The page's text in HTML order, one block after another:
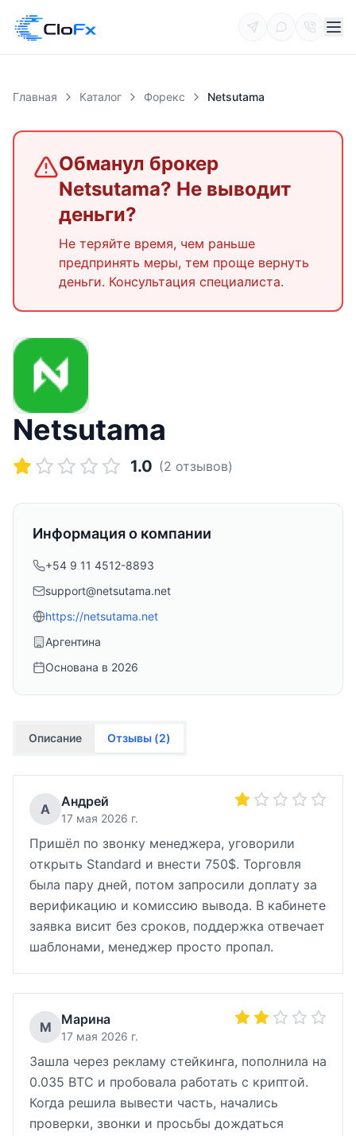
Главная Каталог Форекс Netsutama
Обманул брокер
Netsutama? Не выводит
деньги?
Не теряйте время, чем раньше
предпринять меры, тем проще вернуть
деньги. Консультация специалиста.
Netsutama
1.0 (2 отзывов)
Информация о компании
+54 9 11 4512-8893
support@netsutama.net
https://netsutama.net
Аргентина
Основана в 2026
Описание Отзывы (2)
А Андрей
17 мая 2026 г.
Пришёл по звонку менеджера, уговорили
открыть Standard и внести 750$. Торговля
была пару дней, потом запросили доплату за
верификацию и комиссию вывода. В кабинете
заявка висит без сроков, поддержка отвечает
шаблонами, менеджер просто пропал.
М Марина
17 мая 2026 г.
Зашла через рекламу стейкинга, пополнила на
0.035 BTC и пробовала работать с криптой.
Когда решила вывести часть, начались
проверки, звонки и просьбы дождаться